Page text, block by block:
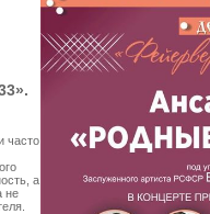
часто
а
не